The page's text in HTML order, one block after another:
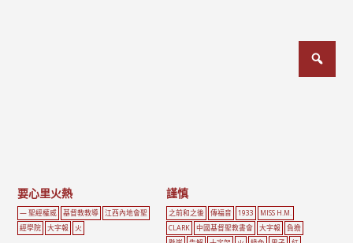
要心里火熱
— 聖經權威 基督教教導
江西內地會聖
經學院
大字報 火
謹慎
之前和之後 傳福音 1933
MISS H.M.
CLARK
中國基督聖教書會 大字報
負擔